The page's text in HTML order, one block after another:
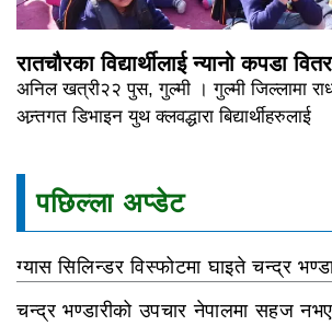
रातचौरका विद्यार्थीलाई न्यानो कपडा
अनिल खत्री२२ पुस, गुल्मी । गुल्मी जिल्लामा
अन्र्तगत डिभाइन युथ क्लवद्धारा बिद्यार्थीहरुलाई
पछिल्ला अप्डेट
ग्यास सिलिन्डर विस्फोटमा घाइते चन्द्र
चन्द्र भण्डारीको उपचार नेपालमा सहज